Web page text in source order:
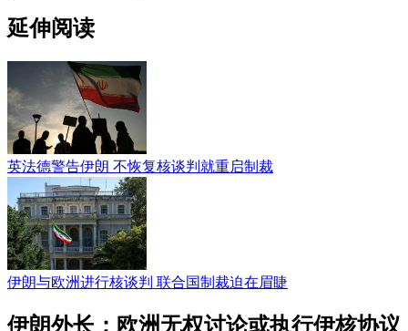
延伸阅读
英法德警告伊朗 不恢复核谈判就重启制裁
伊朗与欧洲进行核谈判 联合国制裁迫在眉睫
伊朗外长：欧洲无权讨论或执行伊核协议